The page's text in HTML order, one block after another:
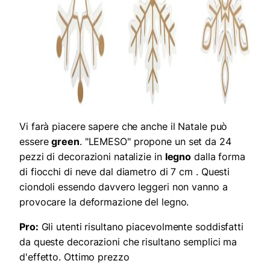
Vi farà piacere sapere che anche il Natale può
esseregreen. "LEMESO" propone un set da 24
pezzi di decorazioni natalizie in legno dalla forma
di fiocchi di neve dal diametro di 7 cm . Questi
ciondoli essendo davvero leggeri non vanno a
provocare la deformazione del legno.
Pro: Gli utenti risultano piacevolmente soddisfatti
da queste decorazioni che risultano semplici ma
d'effetto. Ottimo prezzo